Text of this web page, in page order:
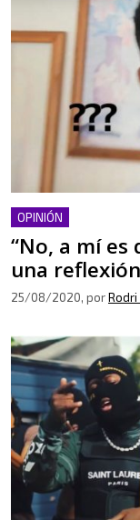
OPINIÓN
“No, a mí es
una reflexión
25/08/2020, porRodri